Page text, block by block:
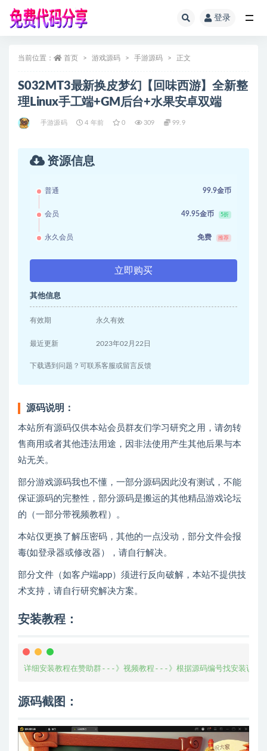
登录
当前位置： 首页 游戏源码 手游源码 正文
S032MT3最新换皮梦幻【回味西游】全新整
理Linux手工端+GM后台+水果安卓双端
手游源码 4 年前 0 309 99.9
资源信息
普通 99.9金币
会员 49.95金币 5折
永久会员 免费 推荐
立即购买
其他信息
有效期 永久有效
最近更新 2023年02月22日
下载遇到问题？可联系客服或留言反馈
源码说明：
本站所有源码仅供本站会员群友们学习研究之用，请勿转
售商用或者其他违法用途，因非法使用产生其他后果与本
站无关。
部分游戏源码我也不懂，一部分源码因此没有测试，不能
保证源码的完整性，部分源码是搬运的其他精品游戏论坛
的（一部分带视频教程）。
本站仅更换了解压密码，其他的一点没动，部分文件会报
毒(如登录器或修改器），请自行解决。
部分文件（如客户端app）须进行反向破解，本站不提供技
术支持，请自行研究解决方案。
安装教程：
详细安装教程在赞助群---》视频教程---》根据源码编号找安装说明
源码截图：